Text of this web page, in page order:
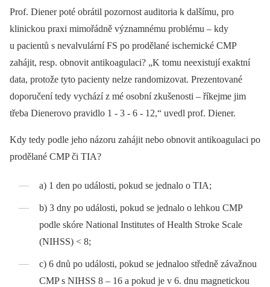
Prof. Diener poté obrátil pozornost auditoria k dalšímu, pro
klinickou praxi mimořádně významnému problému –⁠ kdy
u pacientů s nevalvulární FS po prodělané ischemické CMP
zahájit, resp. obnovit antikoagulaci? „K tomu neexistují exaktní
data, protože tyto pacienty nelze randomizovat. Prezentované
doporučení tedy vychází z mé osobní zkušenosti –⁠ říkejme jim
třeba Dienerovo pravidlo 1 -⁠ 3 -⁠ 6 -⁠ 12,“ uvedl prof. Diener.
Kdy tedy podle jeho názoru zahájit nebo obnovit antikoagulaci po
prodělané CMP či TIA?
a) 1 den po události, pokud se jednalo o TIA;
b) 3 dny po události, pokud se jednalo o lehkou CMP
podle skóre National Institutes of Health Stroke Scale
(NIHSS) < 8;
c) 6 dnů po události, pokud se jednaloo středně závažnou
CMP s NIHSS 8 –⁠ 16 a pokud je v 6. dnu magnetickou